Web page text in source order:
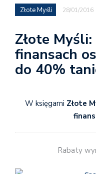
Złote Myśli 28/01/2016
Złote
finansach
do 40%
W księgarni Złote
Rabaty